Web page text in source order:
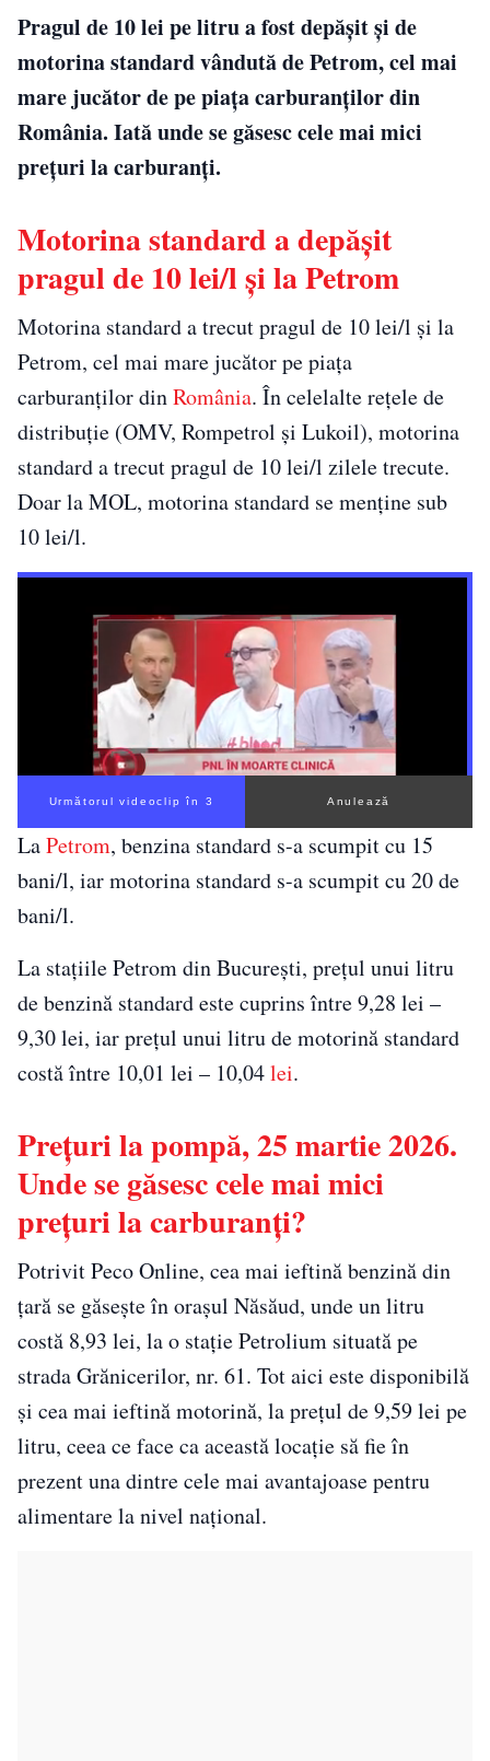
Pragul de 10 lei pe litru a fost depășit și de
motorina standard vândută de Petrom, cel mai
mare jucător de pe piața carburanților din
România. Iată unde se găsesc cele mai mici
prețuri la carburanți.
Motorina standard a depășit
pragul de 10 lei/l și la Petrom
Motorina standard a trecut pragul de 10 lei/l și la
Petrom, cel mai mare jucător pe piața
carburanților dinRomânia. În celelalte rețele de
distribuție (OMV, Rompetrol și Lukoil), motorina
standard a trecut pragul de 10 lei/l zilele trecute.
Doar la MOL, motorina standard se menține sub
10 lei/l.
Următorul videoclip în 2 Anulează
LaPetrom, benzina standard s-a scumpit cu 15
bani/l, iar motorina standard s-a scumpit cu 20 de
bani/l.
La stațiile Petrom din București, prețul unui litru
de benzină standard este cuprins între 9,28 lei –
9,30 lei, iar prețul unui litru de motorină standard
costă între 10,01 lei – 10,04lei.
Prețuri la pompă, 25 martie 2026.
Unde se găsesc cele mai mici
prețuri la carburanți?
Potrivit Peco Online, cea mai ieftină benzină din
țară se găsește în orașul Năsăud, unde un litru
costă 8,93 lei, la o stație Petrolium situată pe
strada Grănicerilor, nr. 61. Tot aici este disponibilă
și cea mai ieftină motorină, la prețul de 9,59 lei pe
litru, ceea ce face ca această locație să fie în
prezent una dintre cele mai avantajoase pentru
alimentare la nivel național.